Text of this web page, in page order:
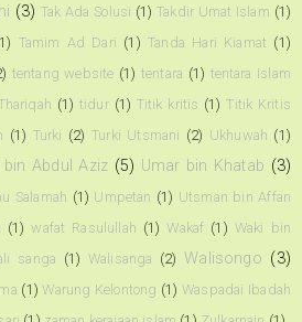
(3) Tak Ada Solusi (1) Takdir Umat Islam (1)
Tamim Ad Dari (1) Tanda Hari Kiamat (1)
tentang website (1) tentara (1) tentara Islam
(1) tidur (1) Titik kritis (1) Titik Kritis
(1) Turki (2) Turki Utsmani (2) Ukhuwah (1)
bin Abdul Aziz (5) Umar bin Khatab (3)
Salamah (1) Umpetan (1) Utsman bin Affan
(1) wafat Rasulullah (1) Wakaf (1) Waki bin
sanga (1) Walisanga (2) Walisongo (3)
(1) Warung Kelontong (1) Waspadai Ibadah